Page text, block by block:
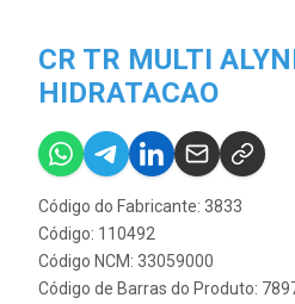
CR TR MULTI
HIDRATACAO
Código do Fabricante: 3833
Código: 110492
Código NCM: 33059000
Código de Barras do Produto: